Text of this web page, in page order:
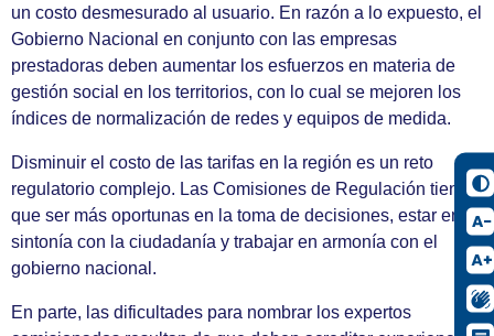
un costo desmesurado al usuario. En razón a lo expuesto, el
Gobierno Nacional en conjunto con las empresas
prestadoras deben aumentar los esfuerzos en materia de
gestión social en los territorios, con lo cual se mejoren los
índices de normalización de redes y equipos de medida.
Disminuir el costo de las tarifas en la región es un reto
regulatorio complejo. Las Comisiones de Regulación tienen
que ser más oportunas en la toma de decisiones, estar en
sintonía con la ciudadanía y trabajar en armonía con el
gobierno nacional.
En parte, las dificultades para nombrar los expertos